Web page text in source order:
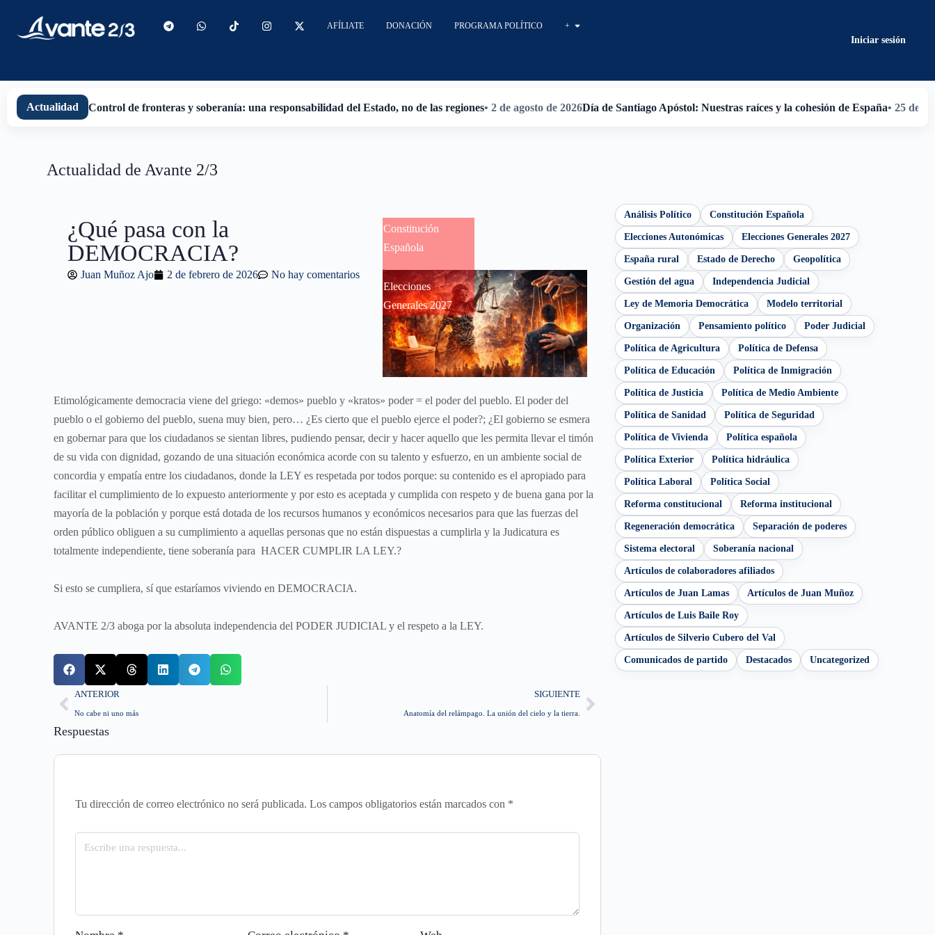
AFÍLIATE DONACIÓN PROGRAMA POLÍTICO +
Iniciar sesión
Actualidad Control de fronteras y soberanía: una responsabilidad del Estado, no de las regiones• 2 de agosto de 2026Día de Santiago Apóstol: Nuestras raíces y la cohesión de España• 25 de
Actualidad de Avante 2/3
Análisis Político Constitución Española
Elecciones Autonómicas Elecciones Generales 2027
España rural Estado de Derecho Geopolítica
Gestión del agua Independencia Judicial
Ley de Memoria Democrática Modelo territorial
Organización Pensamiento político Poder Judicial
Política de Agricultura Política de Defensa
Política de Educación Política de Inmigración
Política de Justicia Política de Medio Ambiente
Política de Sanidad Política de Seguridad
Política de Vivienda Política española
Política Exterior Política hidráulica
Política Laboral Política Social
Reforma constitucional Reforma institucional
Regeneración democrática Separación de poderes
Sistema electoral Soberanía nacional
Artículos de colaboradores afiliados
Artículos de Juan Lamas Artículos de Juan Muñoz
Artículos de Luis Baile Roy
Artículos de Silverio Cubero del Val
Comunicados de partido Destacados Uncategorized
¿Qué pasa con la
DEMOCRACIA?
Juan Muñoz Ajo 2 de febrero de 2026 No hay comentarios
Constitución
Española
,
Elecciones
Generales 2027
Etimológicamente democracia viene del griego: «demos» pueblo y «kratos» poder = el poder del pueblo. El poder del
pueblo o el gobierno del pueblo, suena muy bien, pero… ¿Es cierto que el pueblo ejerce el poder?; ¿El gobierno se esmera
en gobernar para que los ciudadanos se sientan libres, pudiendo pensar, decir y hacer aquello que les permita llevar el timón
de su vida con dignidad, gozando de una situación económica acorde con su talento y esfuerzo, en un ambiente social de
concordia y empatía entre los ciudadanos, donde la LEY es respetada por todos porque: su contenido es el apropiado para
facilitar el cumplimiento de lo expuesto anteriormente y por esto es aceptada y cumplida con respeto y de buena gana por la
mayoría de la población y porque está dotada de los recursos humanos y económicos necesarios para que las fuerzas del
orden público obliguen a su cumplimiento a aquellas personas que no están dispuestas a cumplirla y la Judicatura es
totalmente independiente, tiene soberanía para HACER CUMPLIR LA LEY.?
Si esto se cumpliera, sí que estaríamos viviendo en DEMOCRACIA.
AVANTE 2/3 aboga por la absoluta independencia del PODER JUDICIAL y el respeto a la LEY.
ANTERIOR
No cabe ni uno más
SIGUIENTE
Anatomía del relámpago. La unión del cielo y la tierra.
Respuestas
Tu dirección de correo electrónico no será publicada. Los campos obligatorios están marcados con *